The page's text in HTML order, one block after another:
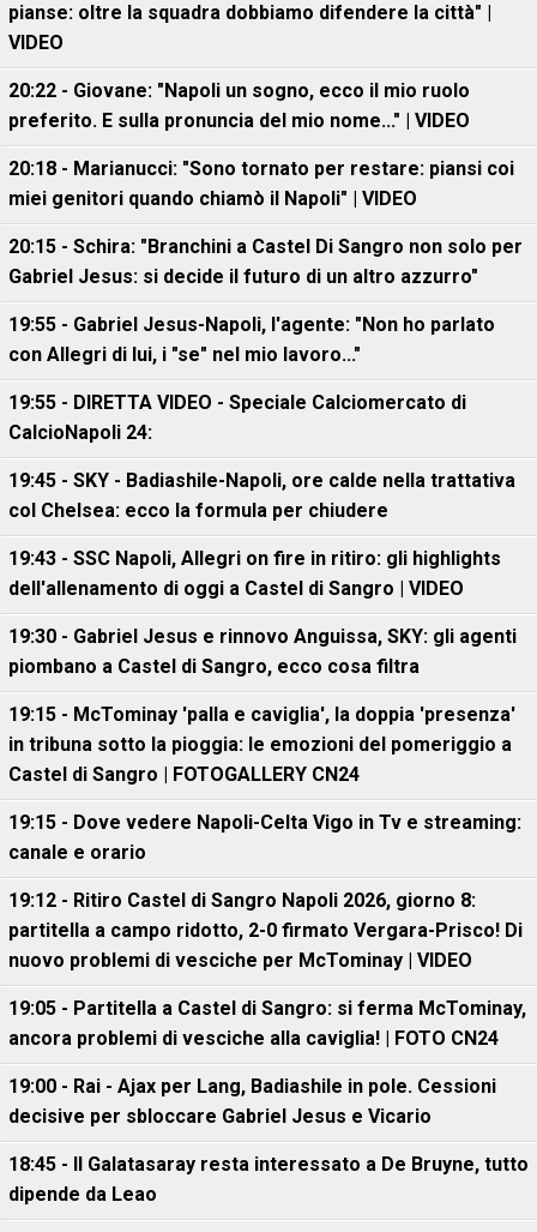
pianse: oltre la squadra dobbiamo difendere la città" |
VIDEO
20:22 - Giovane: "Napoli un sogno, ecco il mio ruolo
preferito. E sulla pronuncia del mio nome..." | VIDEO
20:18 - Marianucci: "Sono tornato per restare: piansi coi
miei genitori quando chiamò il Napoli" | VIDEO
20:15 - Schira: "Branchini a Castel Di Sangro non solo per
Gabriel Jesus: si decide il futuro di un altro azzurro"
19:55 - Gabriel Jesus-Napoli, l'agente: "Non ho parlato
con Allegri di lui, i "se" nel mio lavoro..."
19:55 - DIRETTA VIDEO - Speciale Calciomercato di
CalcioNapoli 24:
19:45 - SKY - Badiashile-Napoli, ore calde nella trattativa
col Chelsea: ecco la formula per chiudere
19:43 - SSC Napoli, Allegri on fire in ritiro: gli highlights
dell'allenamento di oggi a Castel di Sangro | VIDEO
19:30 - Gabriel Jesus e rinnovo Anguissa, SKY: gli agenti
piombano a Castel di Sangro, ecco cosa filtra
19:15 - McTominay 'palla e caviglia', la doppia 'presenza'
in tribuna sotto la pioggia: le emozioni del pomeriggio a
Castel di Sangro | FOTOGALLERY CN24
19:15 - Dove vedere Napoli-Celta Vigo in Tv e streaming:
canale e orario
19:12 - Ritiro Castel di Sangro Napoli 2026, giorno 8:
partitella a campo ridotto, 2-0 firmato Vergara-Prisco! Di
nuovo problemi di vesciche per McTominay | VIDEO
19:05 - Partitella a Castel di Sangro: si ferma McTominay,
ancora problemi di vesciche alla caviglia! | FOTO CN24
19:00 - Rai - Ajax per Lang, Badiashile in pole. Cessioni
decisive per sbloccare Gabriel Jesus e Vicario
18:45 - Il Galatasaray resta interessato a De Bruyne, tutto
dipende da Leao